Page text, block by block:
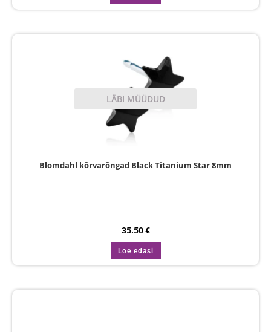
LÄBI MÜÜDUD
Blomdahl kõrvarõngad Black Titanium Star 8mm
35.50€
Loe edasi